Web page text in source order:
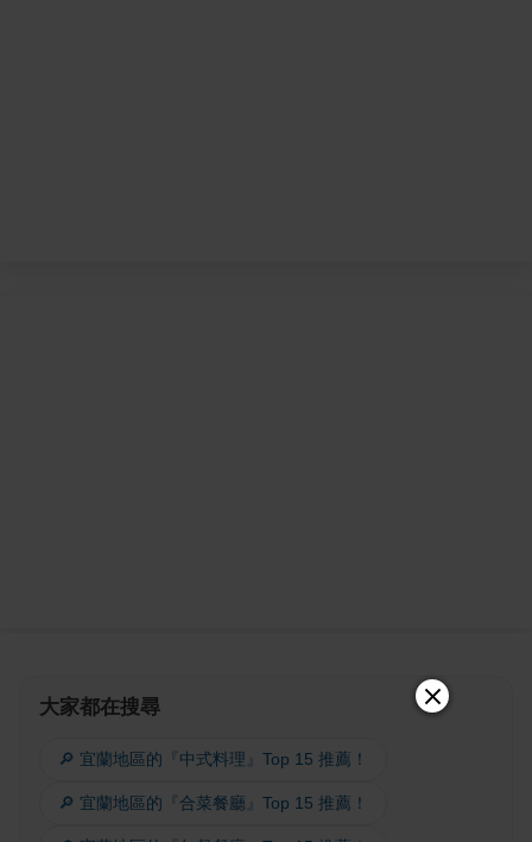
大家都在搜尋
🔎 宜蘭地區的『中式料理』Top 15 推薦！
🔎 宜蘭地區的『合菜餐廳』Top 15 推薦！